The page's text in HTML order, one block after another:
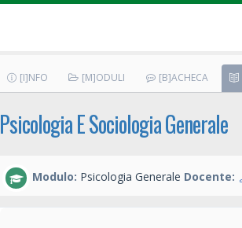
[I]NFO [M]ODULI [B]ACHECA
Psicologia E Sociologia Generale
Modulo: Psicologia Generale Docente: